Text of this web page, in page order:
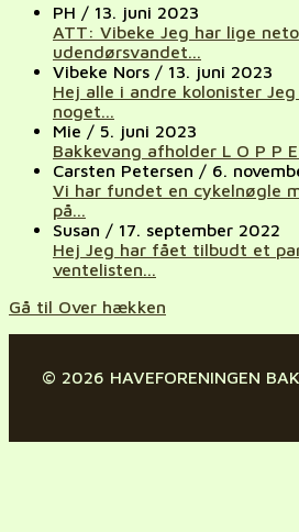
PH / 13. juni 2023
ATT: Vibeke Jeg har lige
udendørsvandet...
Vibeke Nors / 13. juni 2023
Hej alle i andre kolonister
noget...
Mie / 5. juni 2023
Bakkevang afholder L O P P
Carsten Petersen / 6.
Vi har fundet en cykelnøgle
på...
Susan / 17. september 2022
Hej Jeg har fået tilbudt et
ventelisten...
Gå til Over hækken
© 2026 HAVEFORENINGEN